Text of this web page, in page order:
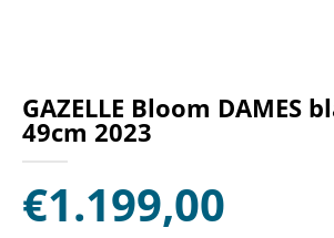
GAZELLE Bloom DAMES
49cm 2023
€1.199,00